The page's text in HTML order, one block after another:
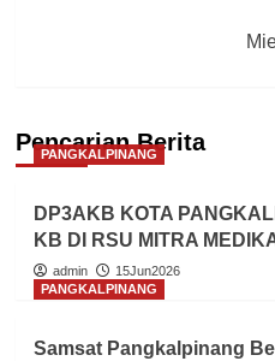
Pencarian Berita
PANGKALPINANG
DP3AKB KOTA
KB DI RSU MITRA
admin
15Jun2026
PANGKALPINANG
Samsat Pangkalpinang